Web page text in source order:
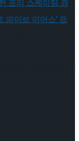
정율-허지유-
선수 선발전